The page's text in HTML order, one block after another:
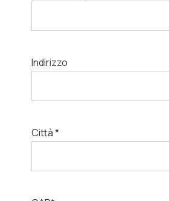
Indirizzo
Città *